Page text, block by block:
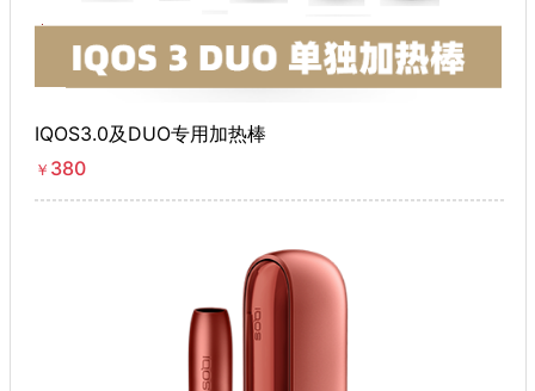
IQOS3.0及DUO专用加热棒
￥ 380